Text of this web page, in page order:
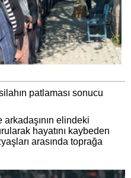
patlaması sonucu
arkadaşının elindeki
hayatını kaybeden
arasında toprağa